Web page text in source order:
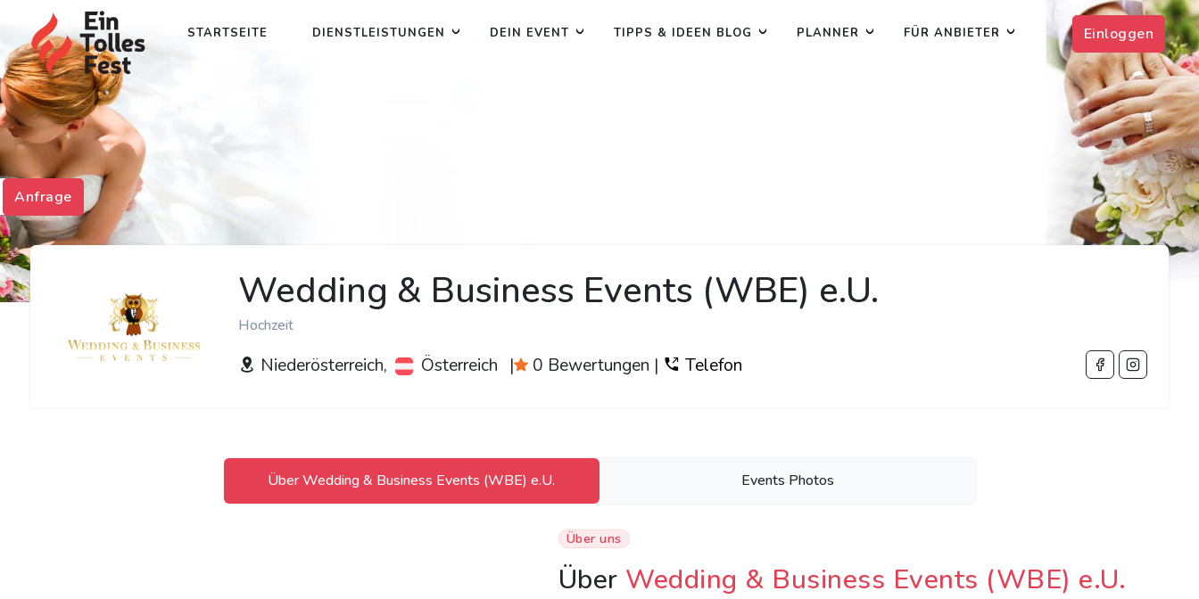
Einloggen
STARTSEITE DIENSTLEISTUNGEN DEIN EVENT TIPPS & IDEEN BLOG PLANNER FÜR ANBIETER
Wedding & Business Events (WBE) e.U.
Hochzeit
Niederösterreich, Österreich | 0 Bewertungen | Telefon
Über Wedding & Business Events (WBE) e.U. Events Photos
Über uns
Über Wedding & Business Events (WBE) e.U.
Anfrage